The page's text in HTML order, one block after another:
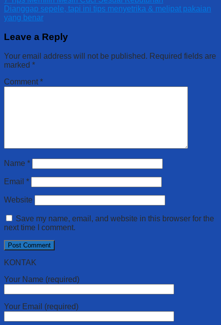
Dianggap sepele, tapi ini tips menyetrika & melipat pakaian
yang benar
Leave a Reply
Your email address will not be published. Required fields are
marked *
Comment*
Name *
Email *
Website
Save my name, email, and website in this browser for the
next time I comment.
KONTAK
Your Name (required)
Your Email (required)